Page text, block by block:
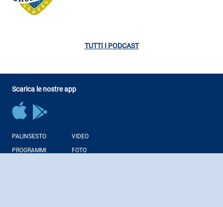
TUTTI I PODCAST
Scarica le nostre app
PALINSESTO
PROGRAMMI
VIDEO
FOTO